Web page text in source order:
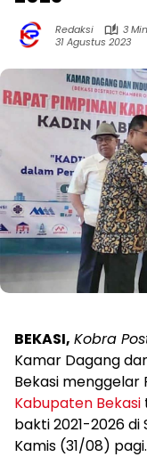
Redaksi
3
31 Agustus 2023
BEKASI, Kobra
Kamar Dagang
Bekasi menggelar
Kabupaten Bekasi
bakti 2021-2026
Kamis (31/08) pagi.